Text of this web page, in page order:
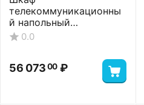
телекоммуникационны
й напольный
ШТНП-22U-800-800-
0.0
56 07300 ₽